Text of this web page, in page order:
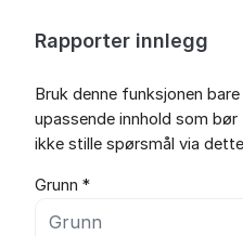
Rapporter innlegg
Bruk denne funksjonen
upassende innhold som
ikke stille spørsmål via
Grunn *